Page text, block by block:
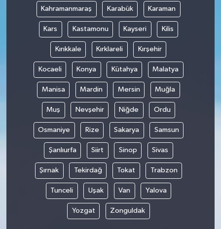
Kahramanmaraş Karabük Karaman
Kars Kastamonu Kayseri Kilis
Kırıkkale Kırklareli Kırşehir
Kocaeli Konya Kütahya Malatya
Manisa Mardin Mersin Muğla
Muş Nevşehir Niğde Ordu
Osmaniye Rize Sakarya Samsun
Şanlıurfa Siirt Sinop Sivas
Şırnak Tekirdağ Tokat Trabzon
Tunceli Uşak Van Yalova
Yozgat Zonguldak